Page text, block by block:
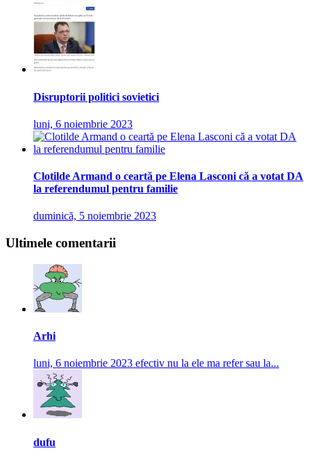
Disruptorii politici sovietici
luni, 6 noiembrie 2023
Clotilde Armand o ceartă pe Elena Lasconi că a votat DA
la referendumul pentru familie
duminică, 5 noiembrie 2023
Ultimele comentarii
Arhi
luni, 6 noiembrie 2023 efectiv nu la ele ma refer sau la...
dufu